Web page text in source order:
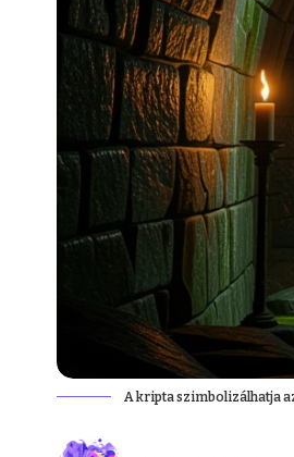
A kripta szimbolizálhatja